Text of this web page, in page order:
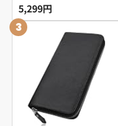
銭入れ 日本の熟練職人の技 ふ
たつおり 財布 コンパクト 折
りたたみさいふ 男性 紳士用
ビジネス スタイリッシュ ギフ
トBOX入り プレゼント 父の日
誕生日 (ブラック)
5,299円
3